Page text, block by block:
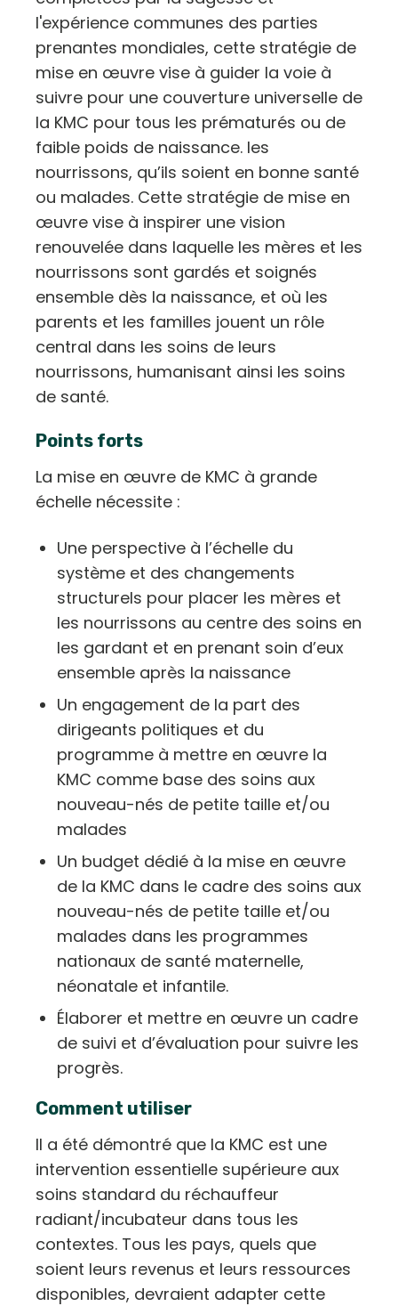
l'expérience communes des parties
prenantes mondiales, cette stratégie de
mise en œuvre vise à guider la voie à
suivre pour une couverture universelle de
la KMC pour tous les prématurés ou de
faible poids de naissance. les
nourrissons, qu’ils soient en bonne santé
ou malades. Cette stratégie de mise en
œuvre vise à inspirer une vision
renouvelée dans laquelle les mères et les
nourrissons sont gardés et soignés
ensemble dès la naissance, et où les
parents et les familles jouent un rôle
central dans les soins de leurs
nourrissons, humanisant ainsi les soins
de santé.
Points forts
La mise en œuvre de KMC à grande
échelle nécessite :
Une perspective à l’échelle du
système et des changements
structurels pour placer les mères et
les nourrissons au centre des soins en
les gardant et en prenant soin d’eux
ensemble après la naissance
Un engagement de la part des
dirigeants politiques et du
programme à mettre en œuvre la
KMC comme base des soins aux
nouveau-nés de petite taille et/ou
malades
Un budget dédié à la mise en œuvre
de la KMC dans le cadre des soins aux
nouveau-nés de petite taille et/ou
malades dans les programmes
nationaux de santé maternelle,
néonatale et infantile.
Élaborer et mettre en œuvre un cadre
de suivi et d’évaluation pour suivre les
progrès.
Comment utiliser
Il a été démontré que la KMC est une
intervention essentielle supérieure aux
soins standard du réchauffeur
radiant/incubateur dans tous les
contextes. Tous les pays, quels que
soient leurs revenus et leurs ressources
disponibles, devraient adapter cette